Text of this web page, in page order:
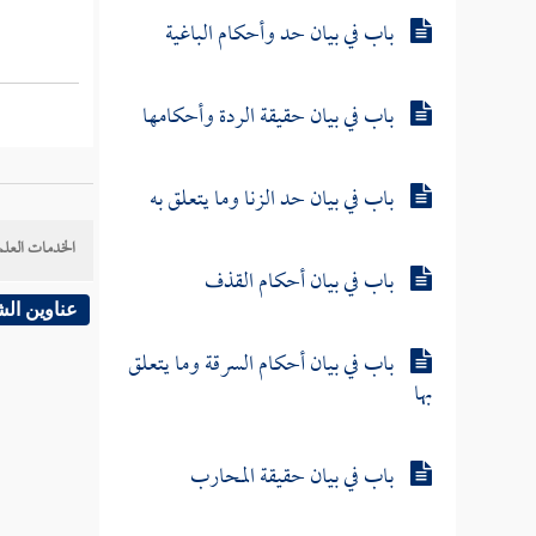
باب في بيان حد وأحكام الباغية
باب في بيان حقيقة الردة وأحكامها
باب في بيان حد الزنا وما يتعلق به
باب في بيان أحكام القذف
باب في بيان أحكام السرقة وما يتعلق
بها
باب في بيان حقيقة المحارب
الخدمات
عناوين